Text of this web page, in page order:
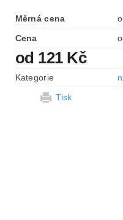
Měrná cena
Cena
od 121 Kč
Kategorie
Tisk